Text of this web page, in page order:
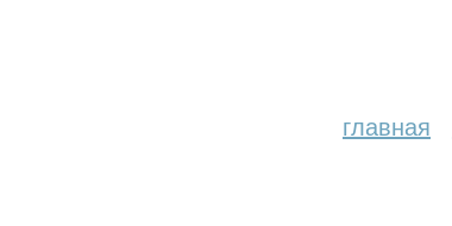
главная